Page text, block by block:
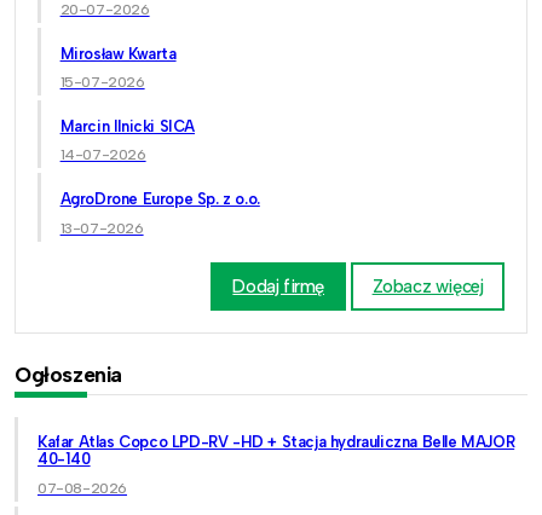
20-07-2026
Mirosław Kwarta
15-07-2026
Marcin Ilnicki SICA
14-07-2026
AgroDrone Europe Sp. z o.o.
13-07-2026
Dodaj firmę Zobacz więcej
Ogłoszenia
Kafar Atlas Copco LPD-RV -HD + Stacja hydrauliczna Belle MAJOR
40-140
07-08-2026